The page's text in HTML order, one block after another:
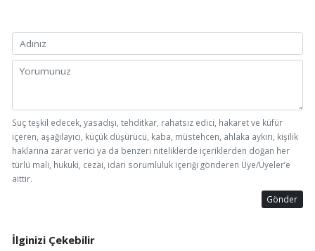
Suç teşkil edecek, yasadışı, tehditkar, rahatsız edici, hakaret ve küfür
içeren, aşağılayıcı, küçük düşürücü, kaba, müstehcen, ahlaka aykırı, kişilik
haklarına zarar verici ya da benzeri niteliklerde içeriklerden doğan her
türlü mali, hukuki, cezai, idari sorumluluk içeriği gönderen Üye/Üyeler’e
aittir.
Gönder
İlginizi Çekebilir